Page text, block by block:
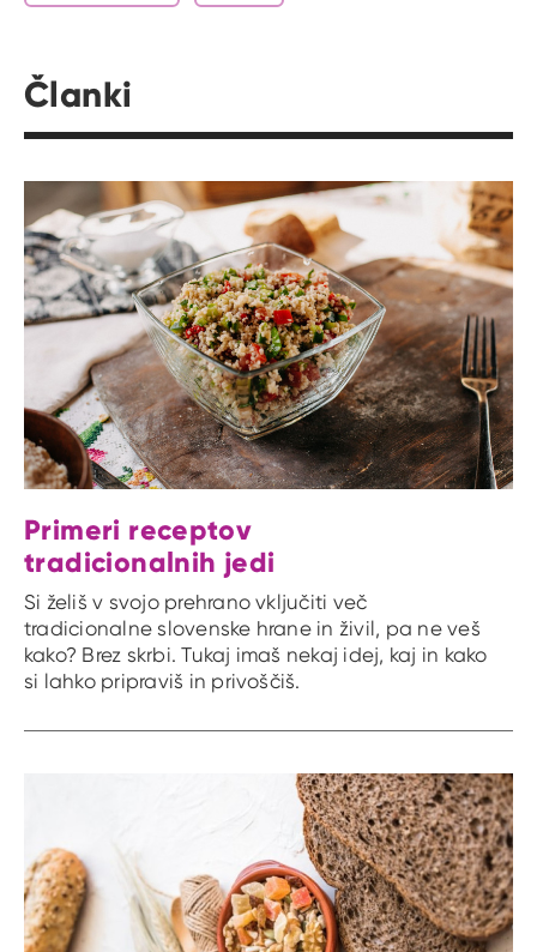
Članki
Primeri receptov
tradicionalnih jedi
Si želiš v svojo prehrano vključiti več
tradicionalne slovenske hrane in živil, pa ne veš
kako? Brez skrbi. Tukaj imaš nekaj idej, kaj in kako
si lahko pripraviš in privoščiš.